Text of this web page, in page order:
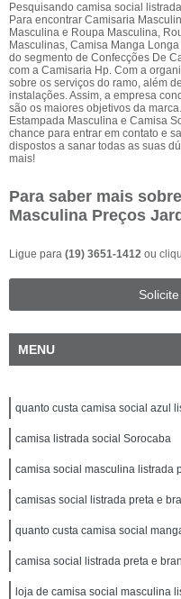
Pesquisando camisa social
Para encontrar Camisaria
Masculina e Roupa Masculina,
Masculinas, Camisa Manga
do segmento de Confecções De
com a Camisaria Hp. Com a
sobre os serviços do ramo, além
instalações. Assim, a empresa
são os maiores objetivos da
Estampada Masculina e Camisa
chance para entrar em contato e
dispostos a sanar todas as suas
mais!
Para saber mais
Masculina Preços
Ligue para (19) 3651-1412 ou
MENU
quanto custa camisa social azul
camisa listrada social Sorocaba
camisa social masculina listrada
camisas social listrada preta e
quanto custa camisa social
camisa social listrada preta e
loja de camisa social masculina